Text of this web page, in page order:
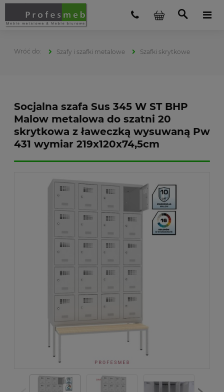
Szafy i szafki metalowe Szafki skrytkowe
Socjalna szafa Sus 345 W ST BHP
Malow metalowa do szatni 20
skrytkowa z ławeczką wysuwaną Pw
431 wymiar 219x120x74,5cm